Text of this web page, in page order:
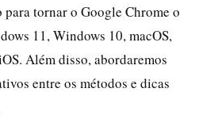
para tornar o Google Chrome o
11, Windows 10, macOS,
Além disso, abordaremos
entre os métodos e dicas